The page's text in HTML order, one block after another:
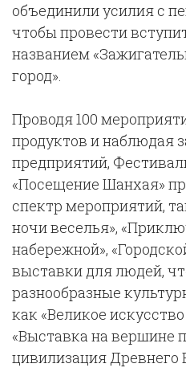
объединили усилия с
чтобы провести
названием
город».
Проводя 100
продуктов и наблюдая
предприятий,
«Посещение Шанхая»
спектр мероприятий,
ночи веселья»,
набережной»,
выставки для людей,
разнообразные
как «Великое
«Выставка на вершине
цивилизация Древнего